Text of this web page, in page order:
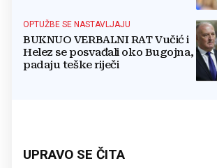
OPTUŽBE SE NASTAVLJAJU
BUKNUO VERBALNI RAT Vučić i
Helez se posvađali oko Bugojna,
padaju teške riječi
UPRAVO SE ČITA